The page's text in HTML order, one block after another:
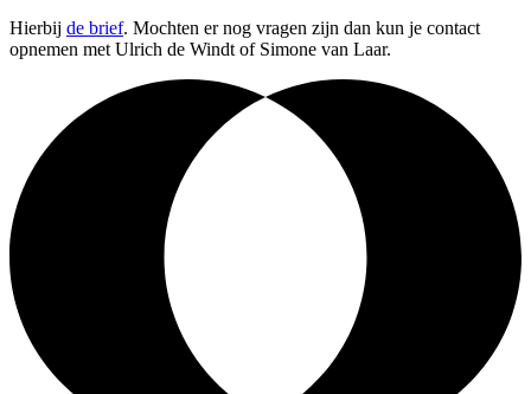
Hierbij de brief. Mochten er nog vragen zijn dan kun je contact
opnemen met Ulrich de Windt of Simone van Laar.